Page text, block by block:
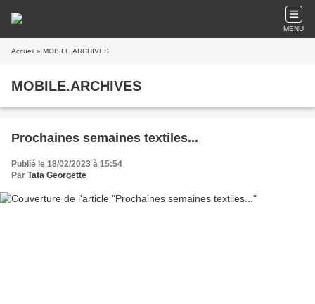
MENU
Accueil » MOBILE.ARCHIVES
MOBILE.ARCHIVES
Prochaines semaines textiles...
Publié le 18/02/2023 à 15:54
Par Tata Georgette